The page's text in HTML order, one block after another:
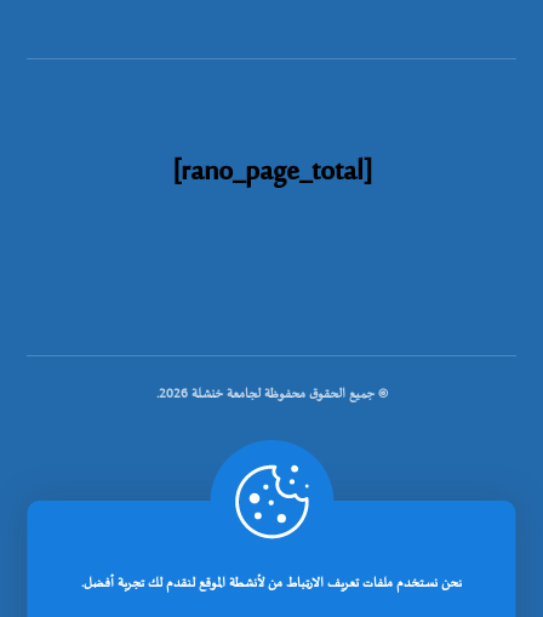
[rano_page_total]
© جميع الحقوق محفوظة لجامعة خنشلة 2026.
.
نحن نستخدم ملفات تعريف الارتباط من لأنشطة الموقع لنقدم لك تجربة أفضل.